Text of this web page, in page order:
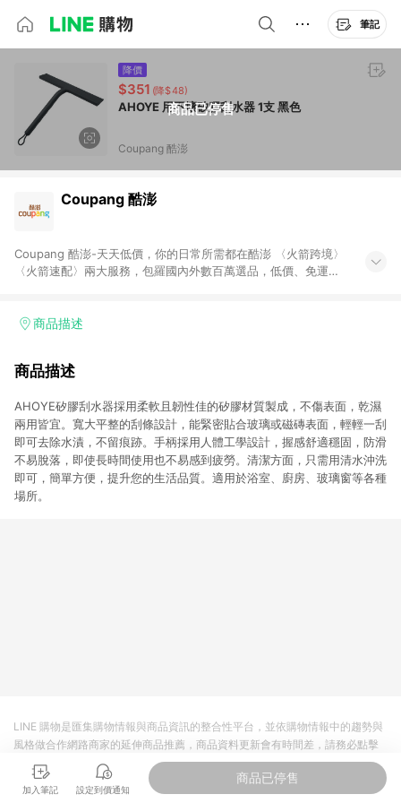
筆記
商品已停售
降價
$351 (降$48)
AHOYE 用不壞矽膠刮水器 1支 黑色
Coupang 酷澎
Coupang 酷澎
Coupang 酷澎-天天低價，你的日常所需都在酷澎 〈火箭跨境〉
〈火箭速配〉兩大服務，包羅國內外數百萬選品，低價、免運，
加入WOW會員告別湊免運，火箭速配、火箭跨境優質選品不限金
商品描述
商品描述
AHOYE矽膠刮水器採用柔軟且韌性佳的矽膠材質製成，不傷表面，乾濕
兩用皆宜。寬大平整的刮條設計，能緊密貼合玻璃或磁磚表面，輕輕一刮
即可去除水漬，不留痕跡。手柄採用人體工學設計，握感舒適穩固，防滑
不易脫落，即使長時間使用也不易感到疲勞。清潔方面，只需用清水沖洗
即可，簡單方便，提升您的生活品質。適用於浴室、廚房、玻璃窗等各種
場所。
加入筆記 設定到價通知
商品已停售
LINE 購物是匯集購物情報與商品資訊的整合性平台，並依購物情報中的趨勢與
風格做合作網路商家的延伸商品推薦，商品資料更新會有時間差，請務必點擊
商品至各合作網路商家，確認現售價與購物條件，一切資訊以合作廠商網頁為
準。